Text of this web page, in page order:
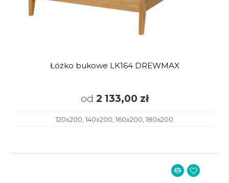
Łóżko bukowe LK164 DREWMAX
od 2 133,00 zł
120x200, 140x200, 160x200, 180x200